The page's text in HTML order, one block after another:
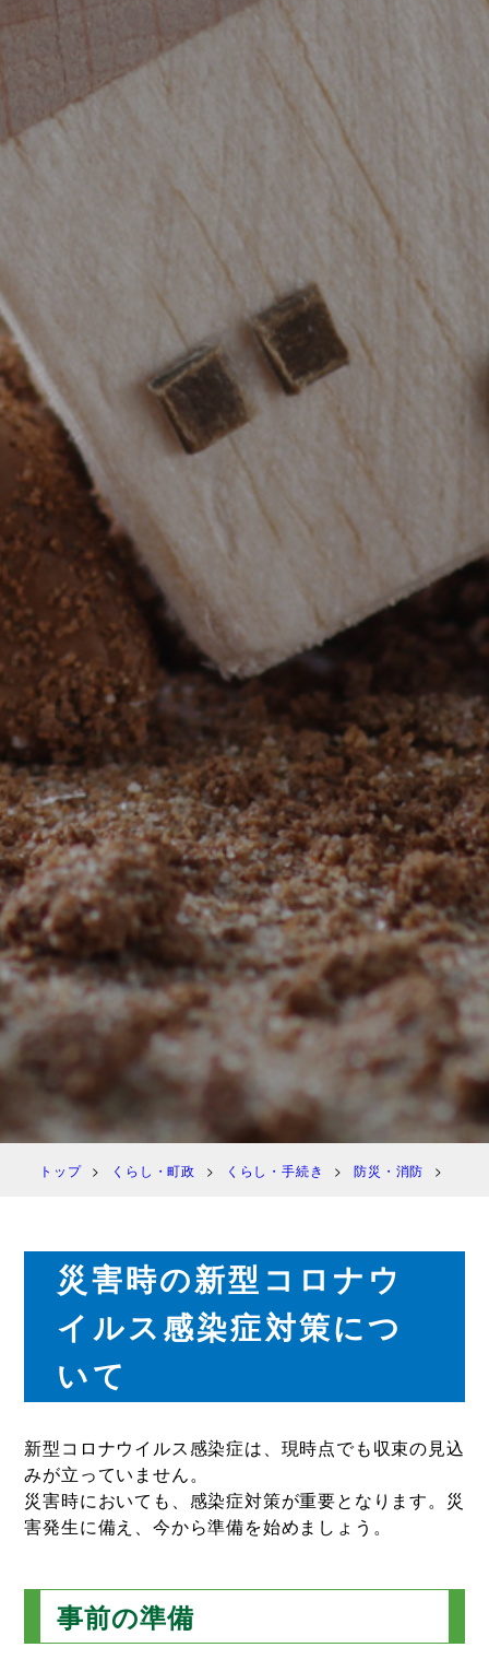
トップ くらし・町政 くらし・手続き 防災・消防
災害時の新型コロナウ
イルス感染症対策につ
いて
新型コロナウイルス感染症は、現時点でも収束の見込
みが立っていません。
災害時においても、感染症対策が重要となります。災
害発生に備え、今から準備を始めましょう。
事前の準備